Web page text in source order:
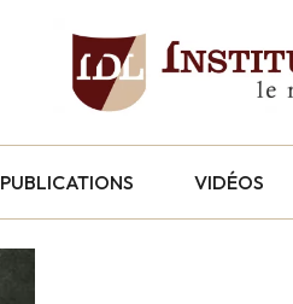
PUBLICATIONS VIDÉOS